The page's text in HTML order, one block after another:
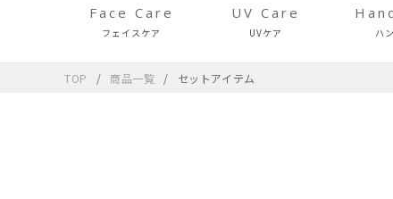
Face Care
フェイスケア
UV Care
UVケア ハ
TOP 商品一覧 セットアイテム